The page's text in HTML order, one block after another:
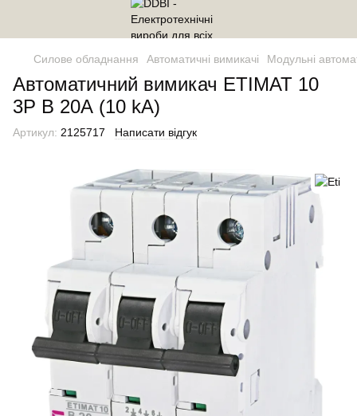
Силове обладнання Автоматичні вимикачі Модульні
Автоматичний вимикач ETIMAT 10
3P B 20А (10 kA)
Артикул: 2125717 Написати відгук